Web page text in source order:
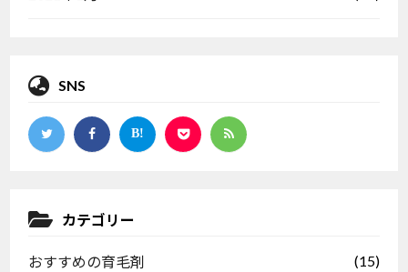
SNS
カテゴリー
おすすめの育毛剤 (15)